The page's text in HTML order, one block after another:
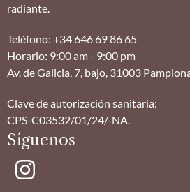
radiante.
Teléfono: +34 646 69 86 65
Horario: 9:00 am - 9:00 pm
Av. de Galicia, 7, bajo, 31003
Clave de autorización sanitaria:
CPS-C03532/01/24/-NA.
Síguenos